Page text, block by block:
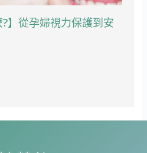
?】從孕婦視力保護到安